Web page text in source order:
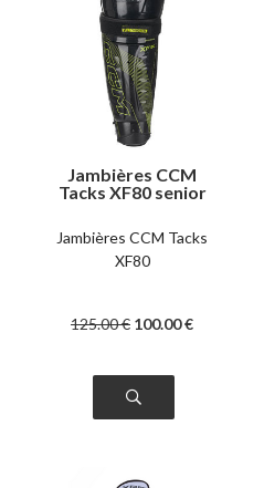
Jambières CCM
Tacks XF80 senior
Jambières CCM Tacks
XF80
125.00€ 100.00€